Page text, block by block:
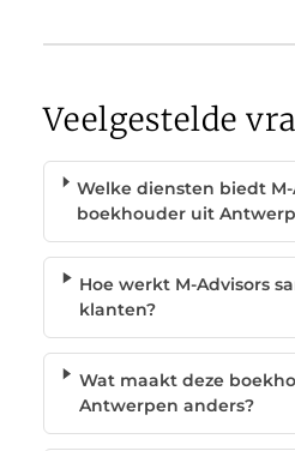
Veelgestelde
Welke diensten biedt M-
boekhouder uit
Hoe werkt M-Advisors
klanten?
Wat maakt deze
Antwerpen anders?